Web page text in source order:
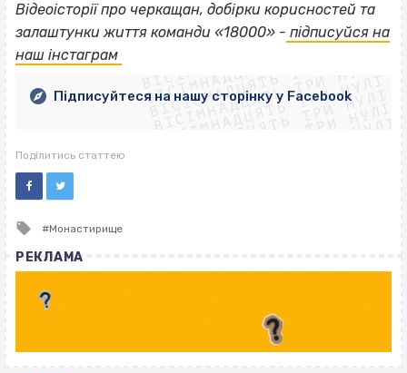
Відеоісторії про черкащан, добірки корисностей та
залаштунки життя команди «18000» - підписуйся на
наш інстаграм
ВІСІМНАДЦЯТЬ ТРИ НУЛІ
ВІСІМНАДЦЯТЬ ТРИ НУЛІ
ВІСІМНАДЦЯТЬ ТРИ НУЛІ
ВІСІМНАДЦЯТЬ ТРИ НУЛІ
ВІСІМНАДЦЯТЬ ТРИ НУЛІ
ВІСІМНАДЦЯТЬ ТРИ НУЛІ
ВІСІМНАДЦЯТЬ ТРИ НУЛІ
ВІСІМНАДЦЯТЬ ТРИ НУЛІ
Підписуйтеся на нашу сторінку у Facebook
Поділитись статтею
Tagged
Монастирище
РЕКЛАМА